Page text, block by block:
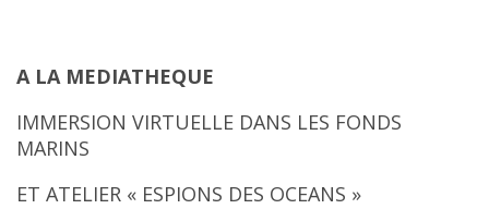
A LA MEDIATHEQUE
IMMERSION VIRTUELLE DANS LES FONDS
MARINS
ET ATELIER « ESPIONS DES OCEANS »